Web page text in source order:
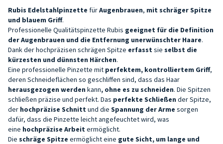
Rubis Edelstahlpinzette fürAugenbrauen, mit schräger Spitze
und blauem Griff.
Professionelle Qualitätspinzette Rubis geeignet für die Definition
der Augenbrauen und die Entfernung unerwünschter Haare.
Dank der hochpräzisen schrägen Spitze erfasst sie selbst die
kürzesten und dünnsten Härchen.
Eine professionelle Pinzette mit perfektem, kontrolliertem Griff,
deren Schneideflächen so geschliffen sind, dass das Haar
herausgezogen werden kann, ohne es zu schneiden. Die Spitzen
schließen präzise und perfekt. Das perfekte Schließen der Spitze,
der hochpräzise Schnitt und die Spannung der Arme sorgen
dafür, dass die Pinzette leicht angefeuchtet wird, was
eine hochpräzise Arbeit ermöglicht.
Die schräge Spitze ermöglicht eine gute Sicht, um lange und